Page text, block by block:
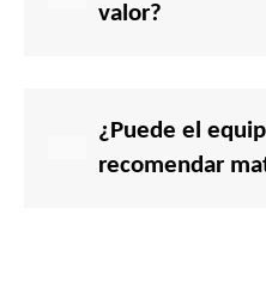
valor?
¿Puede el
recomendar